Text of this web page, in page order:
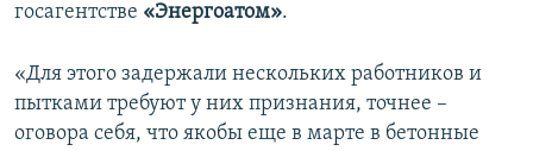
госагентстве «Энергоатом».
«Для этого задержали нескольких работников и
пытками требуют у них признания, точнее –
оговора себя, что якобы еще в марте в бетонные